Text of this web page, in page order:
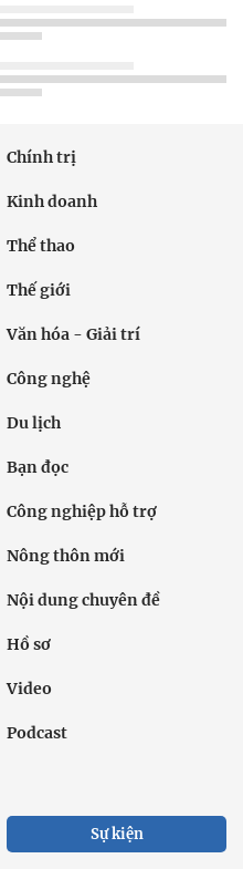
Chính trị
Kinh doanh
Thể thao
Thế giới
Văn hóa - Giải trí
Công nghệ
Du lịch
Bạn đọc
Công nghiệp hỗ trợ
Nông thôn mới
Nội dung chuyên đề
Hồ sơ
Video
Podcast
Sự kiện